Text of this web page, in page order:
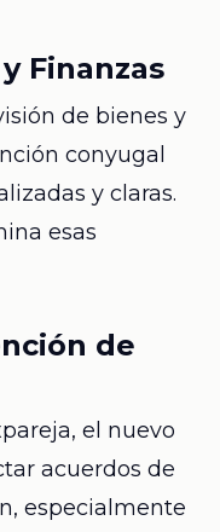
Finanzas
de bienes y
conyugal
y claras.
esas
de
el nuevo
acuerdos de
especialmente